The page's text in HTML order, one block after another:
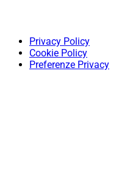
Privacy Policy
Cookie Policy
Preferenze Privacy